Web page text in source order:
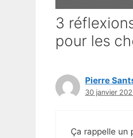
3
pour les
Pierre
30 janvier
Ça rappelle un